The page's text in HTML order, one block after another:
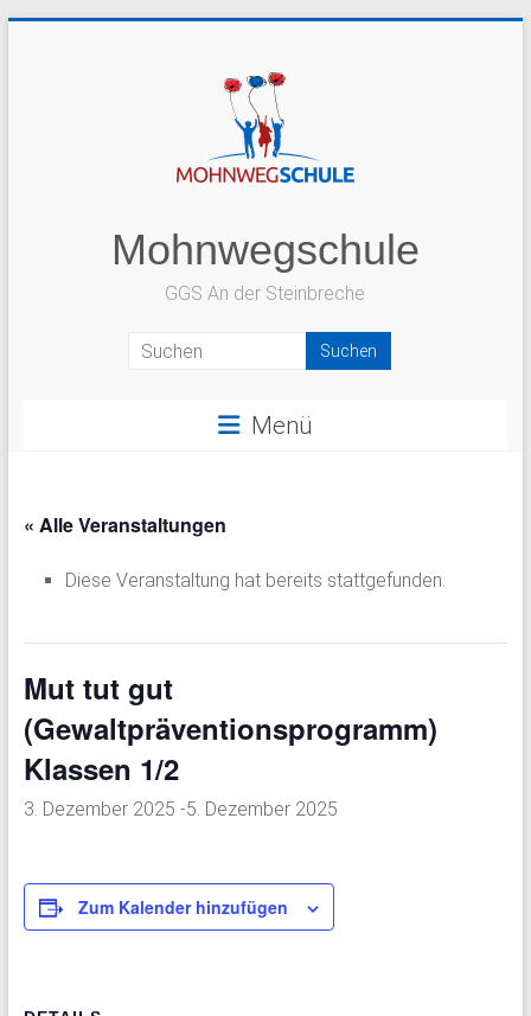
Mohnwegschule
GGS An der Steinbreche
Menü
« Alle Veranstaltungen
Diese Veranstaltung hat bereits stattgefunden.
Mut tut gut
(Gewaltpräventionsprogramm)
Klassen 1/2
3. Dezember 2025 -5. Dezember 2025
Zum Kalender hinzufügen